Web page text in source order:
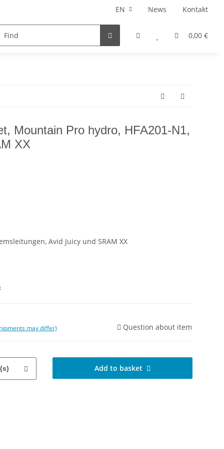
EN News Kontakt
0,00 €
Gift Ideas
Mountain Pro hydro, HFA201-N1,
XX
Avid Juicy und SRAM XX
may differ) Question about item
Add to basket